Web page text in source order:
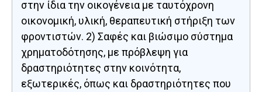
στην ίδια την οικογένεια με ταυτόχρονη
οικονομική, υλική, θεραπευτική στήριξη των
φροντιστών. 2) Σαφές και βιώσιμο σύστημα
χρηματοδότησης, με πρόβλεψη για
δραστηριότητες στην κοινότητα,
εξωτερικές, όπως και δραστηριότητες που